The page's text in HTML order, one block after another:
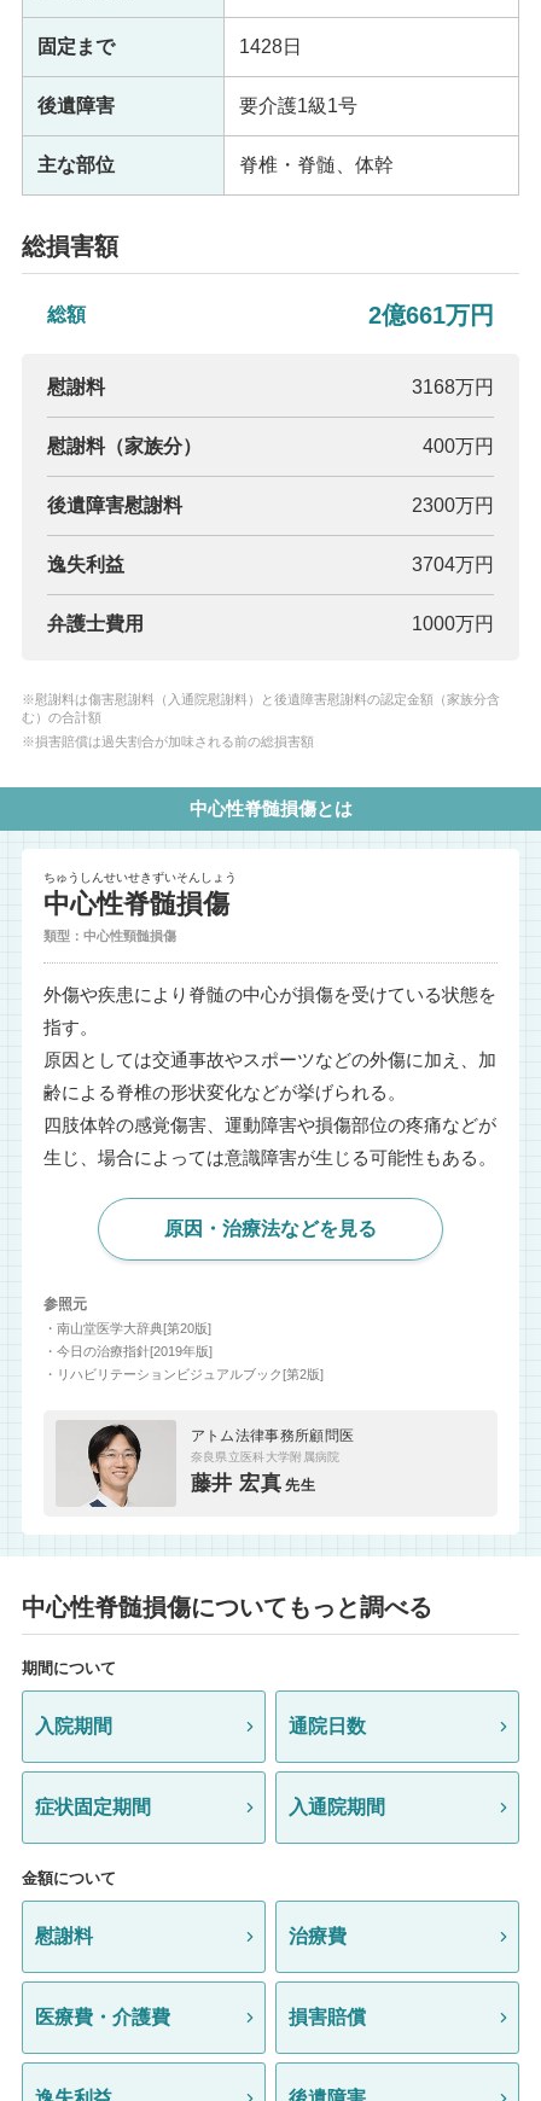
固定まで 1428日
後遺障害 要介護1級1号
主な部位 脊椎・脊髄、体幹
総損害額
総額 2億661万円
慰謝料 3168万円
慰謝料（家族分） 400万円
後遺障害慰謝料 2300万円
逸失利益 3704万円
弁護士費用 1000万円
※慰謝料は傷害慰謝料（入通院慰謝料）と後遺障害慰謝料の認定金額（家族分含
む）の合計額
※損害賠償は過失割合が加味される前の総損害額
中心性脊髄損傷とは
ちゅうしんせいせきずいそんしょう
中心性脊髄損傷
類型：中心性頸髄損傷
外傷や疾患により脊髄の中心が損傷を受けている状態を
指す。
原因としては交通事故やスポーツなどの外傷に加え、加
齢による脊椎の形状変化などが挙げられる。
四肢体幹の感覚傷害、運動障害や損傷部位の疼痛などが
生じ、場合によっては意識障害が生じる可能性もある。
原因・治療法などを見る
参照元
・南山堂医学大辞典[第20版]
・今日の治療指針[2019年版]
・リハビリテーションビジュアルブック[第2版]
アトム法律事務所顧問医
奈良県立医科大学附属病院
藤井 宏真 先生
中心性脊髄損傷についてもっと調べる
期間について
入院期間 通院日数
症状固定期間 入通院期間
金額について
慰謝料 治療費
医療費・介護費 損害賠償